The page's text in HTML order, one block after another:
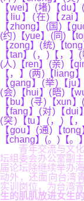
【wei】(堵)【du
【liu】(在)【zai
【zhong】(国)【
(约)【yue】(同)【
【zong】(统)【
【tan】(，)【，
(人)【ren】(亲)【
【，】(两)【liang
【gang】(举)【ju
(会)【hui】(晤)【
【bu】(寻)【xun
【fang】(对)【
(突)【tu】(，)【
【gou】(通)【
【chang】(。)【。】
青年交流与文化
坛组委会办公室副
届论坛除继续举办
动外，还面向台湾
实训岗位，为台湾
生的肌肌放进女生